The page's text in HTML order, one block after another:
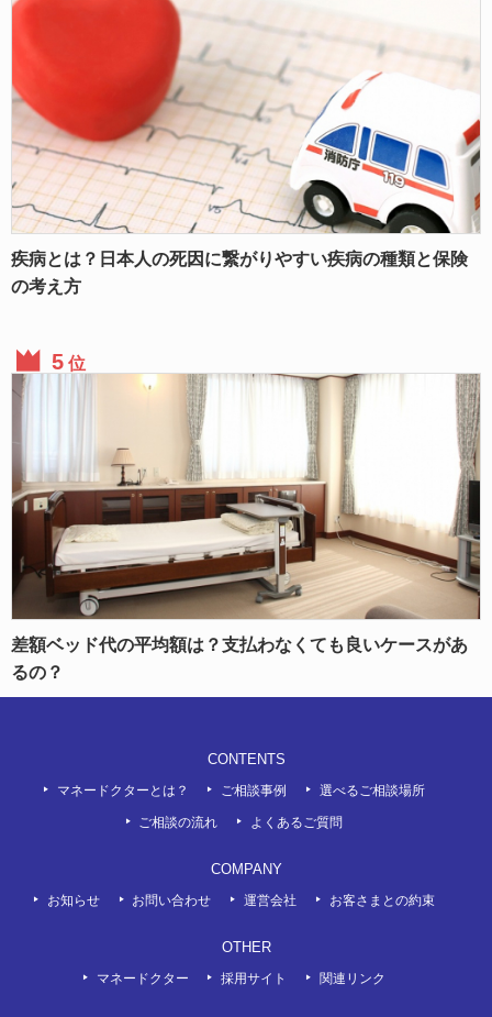
疾病とは？日本人の死因に繋がりやすい疾病の種類と保険
の考え方
位
差額ベッド代の平均額は？支払わなくても良いケースがあ
るの？
CONTENTS
マネードクターとは？ ご相談事例 選べるご相談場所
ご相談の流れ よくあるご質問
COMPANY
お知らせ お問い合わせ 運営会社 お客さまとの約束
OTHER
マネードクター 採用サイト 関連リンク